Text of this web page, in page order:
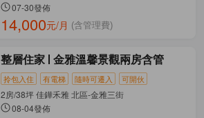
07-30發佈
14,000元/月 (含管理費)
整層住家 金雅溫馨景觀兩房含管
拎包入住 有電梯 隨時可遷入 可開伙
2房/38坪 佳鏵禾雅 北區-金雅三街
08-04發佈